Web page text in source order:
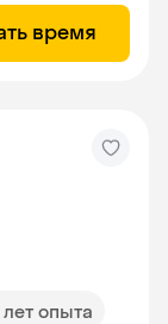
время
лет опыта